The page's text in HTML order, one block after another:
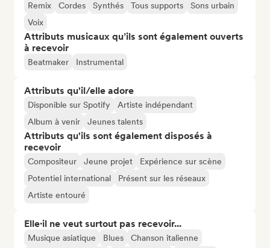
Remix Cordes Synthés Tous supports
Sons urbain
Voix
Attributs musicaux qu’ils sont également ouverts
à recevoir
Beatmaker Instrumental
Attributs qu'il/elle adore
Disponible sur Spotify
Artiste indépendant
Album à venir
Jeunes talents
Attributs qu'ils sont également disposés à
recevoir
Compositeur Jeune projet
Expérience sur scène
Potentiel international
Présent sur les réseaux
Artiste entouré
Elle·il ne veut surtout pas recevoir...
Musique asiatique Blues
Chanson italienne